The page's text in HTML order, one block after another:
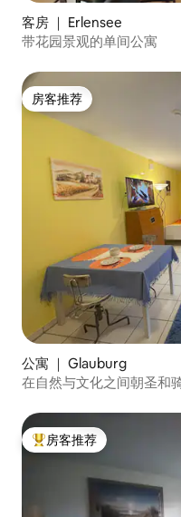
客房 ｜ Erlensee
带花园景观的单间公寓
房客推荐
房客推荐
公寓 ｜ Glauburg
在自然与文化之间朝圣和
热门「房客推荐」
房客推荐